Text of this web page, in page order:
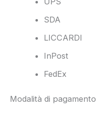
SDA
LICCARDI
InPost
FedEx
Modalità di pagamento